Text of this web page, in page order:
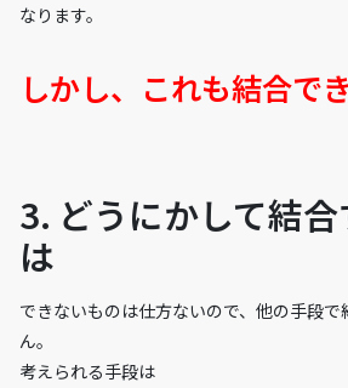
なります。
しかし、これも結合で
3. どうにかして結
は
できないものは仕方ないので、他の手段
ん。
考えられる手段は